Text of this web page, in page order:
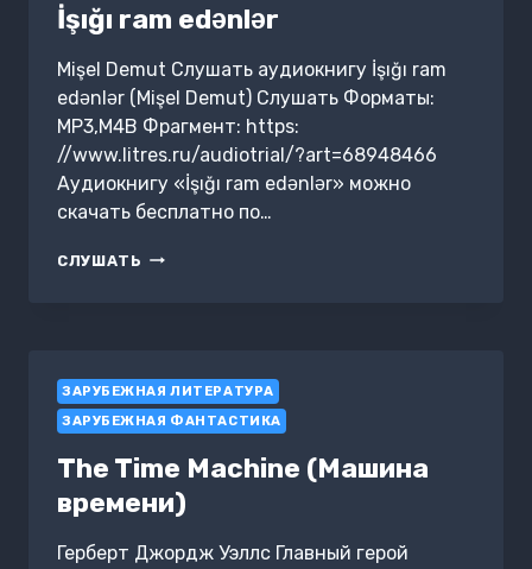
İşığı ram edənlər
Mişel Demut Слушать аудиокнигу İşığı ram
edənlər (Mişel Demut) Слушать Форматы:
MP3,M4B Фрагмент: https:
//www.litres.ru/audiotrial/?art=68948466
Аудиокнигу «İşığı ram edənlər» можно
скачать бесплатно по…
СЛУШАТЬ İŞIĞI
ЗАРУБЕЖНАЯ ЛИТЕРАТУРА
ЗАРУБЕЖНАЯ ФАНТАСТИКА
The Time Machine (Машина
времени)
Герберт Джордж Уэллс Главный герой